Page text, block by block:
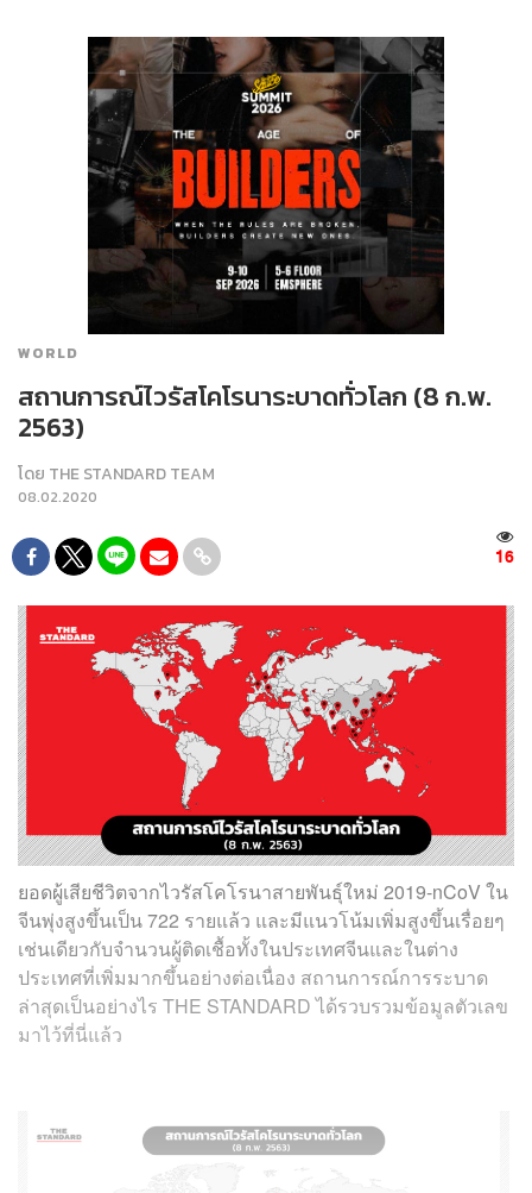
WORLD
สถานการณ์ไวรัสโคโรนาระบาดทั่วโลก (8 ก.พ.
2563)
โดย THE STANDARD TEAM
08.02.2020
16
ยอดผู้เสียชีวิตจากไวรัสโคโรนาสายพันธุ์ใหม่ 2019-nCoV ใน
จีนพุ่งสูงขึ้นเป็น 722 รายแล้ว และมีแนวโน้มเพิ่มสูงขึ้นเรื่อยๆ
เช่นเดียวกับจำนวนผู้ติดเชื้อทั้งในประเทศจีนและในต่าง
ประเทศที่เพิ่มมากขึ้นอย่างต่อเนื่อง สถานการณ์การระบาด
ล่าสุดเป็นอย่างไร THE STANDARD ได้รวบรวมข้อมูลตัวเลข
มาไว้ที่นี่แล้ว